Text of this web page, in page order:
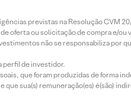
previstas na Resolução CVM
oferta ou solicitação de compra e/ou
não se responsabiliza por
perfil de investidor.
que foram produzidas de forma
sua(s) remuneração(es) é(são)